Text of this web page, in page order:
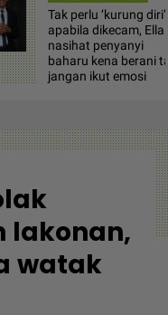
Tak perlu ‘kurung diri’
apabila dikecam, Ella
nasihat penyanyi
baharu kena berani
jangan ikut emosi
lakonan,
watak